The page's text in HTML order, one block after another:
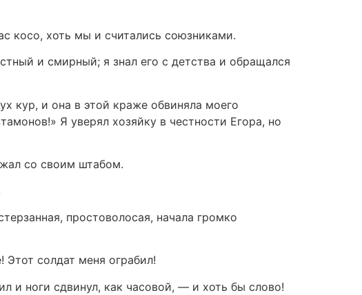
косо, хоть мы и считались союзниками.
и смирный; я знал его с детства и обращался
кур, и она в этой краже обвиняла моего
Я уверял хозяйку в честности Егора, но
со своим штабом.
простоволосая, начала громко
солдат меня ограбил!
и ноги сдвинул, как часовой, — и хоть бы слово!